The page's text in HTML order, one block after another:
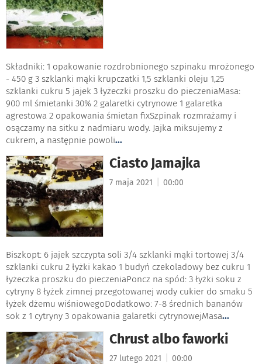
Składniki: 1 opakowanie rozdrobnionego szpinaku mrożonego
- 450 g 3 szklanki mąki krupczatki 1,5 szklanki oleju 1,25
szklanki cukru 5 jajek 3 łyżeczki proszku do pieczeniaMasa:
900 ml śmietanki 30% 2 galaretki cytrynowe 1 galaretka
agrestowa 2 opakowania śmietan fixSzpinak rozmrażamy i
osączamy na sitku z nadmiaru wody. Jajka miksujemy z
cukrem, a następnie powoli...
Ciasto Jamajka
7 maja 2021 00:00
Biszkopt: 6 jajek szczypta soli 3/4 szklanki mąki tortowej 3/4
szklanki cukru 2 łyżki kakao 1 budyń czekoladowy bez cukru 1
łyżeczka proszku do pieczeniaPoncz na spód: 3 łyżki soku z
cytryny 8 łyżek zimnej przegotowanej wody cukier do smaku 5
łyżek dżemu wiśniowegoDodatkowo: 7-8 średnich bananów
sok z 1 cytryny 3 opakowania galaretki cytrynowejMasa...
Chrust albo faworki
27 lutego 2021 00:00